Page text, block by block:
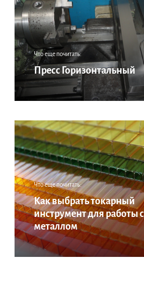
Что еще почитать:
Пресс Горизонтальный
Что еще почитать:
Как выбрать токарный
инструмент для работы с
металлом